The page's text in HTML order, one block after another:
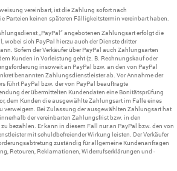
vereinbart, ist die Zahlung sofort nach
Parteien keinen späteren Fälligkeitstermin vereinbart haben.
„PayPal“ angebotenen Zahlungsart erfolgt die
sich PayPal hierzu auch der Dienste dritter
Sofern der Verkäufer über PayPal auch Zahlungsarten
Kunden in Vorleistung geht (z. B. Rechnungskauf oder
insoweit an PayPal bzw. an den von PayPal
benannten Zahlungsdienstleister ab. Vor Annahme der
führt PayPal bzw. der von PayPal beauftragte
der übermittelten Kundendaten eine Bonitätsprüfung
dem Kunden die ausgewählte Zahlungsart im Falle eines
verweigern. Bei Zulassung der ausgewählten Zahlungsart hat
der vereinbarten Zahlungsfrist bzw. in den
bezahlen. Er kann in diesem Fall nur an PayPal bzw. den von
mit schuldbefreiender Wirkung leisten. Der Verkäufer
zuständig für allgemeine Kundenanfragen
Retouren, Reklamationen, Widerrufserklärungen und -